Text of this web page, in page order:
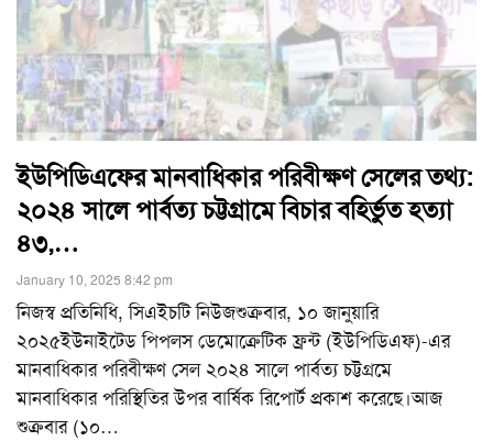
ইউপিডিএফের মানবাধিকার পরিবীক্ষণ সেলের তথ্য:
২০২৪ সালে পার্বত্য চট্টগ্রামে বিচার বহির্ভুত হত্যা
৪৩,…
January 10, 2025 8:42 pm
নিজস্ব প্রতিনিধি, সিএইচটি নিউজশুক্রবার, ১০ জানুয়ারি
২০২৫ইউনাইটেড পিপলস ডেমোক্রেটিক ফ্রন্ট (ইউপিডিএফ)-এর
মানবাধিকার পরিবীক্ষণ সেল ২০২৪ সালে পার্বত্য চট্টগ্রমে
মানবাধিকার পরিস্থিতির উপর বার্ষিক রিপোর্ট প্রকাশ করেছে।আজ
শুক্রবার (১০…